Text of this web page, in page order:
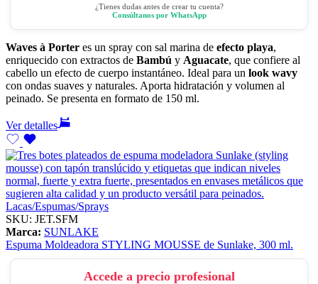
¿Tienes dudas antes de crear tu cuenta?
Consúltanos por WhatsApp
Waves à Porter es un spray con sal marina de efecto playa,
enriquecido con extractos de Bambú y Aguacate, que confiere al
cabello un efecto de cuerpo instantáneo. Ideal para un look wavy
con ondas suaves y naturales. Aporta hidratación y volumen al
peinado. Se presenta en formato de 150 ml.
Ver detalles
Lacas/Espumas/Sprays
SKU: JET.SFM
Marca: SUNLAKE
Espuma Moldeadora STYLING MOUSSE de Sunlake, 300 ml.
Accede a precio profesional